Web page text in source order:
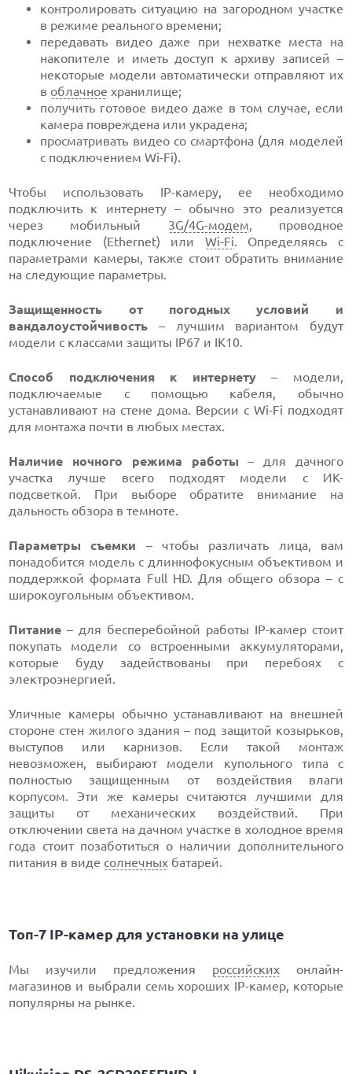
контролировать ситуацию на загородном участке
в режиме реального времени;
передавать видео даже при нехватке места на
накопителе и иметь доступ к архиву записей –
некоторые модели автоматически отправляют их
в облачное хранилище;
получить готовое видео даже в том случае, если
камера повреждена или украдена;
просматривать видео со смартфона (для моделей
с подключением Wi-Fi).
Чтобы использовать IP-камеру, ее необходимо
подключить к интернету – обычно это реализуется
через мобильный 3G/4G-модем, проводное
подключение (Ethernet) или Wi-Fi. Определяясь с
параметрами камеры, также стоит обратить внимание
на следующие параметры.
Защищенность от погодных условий и
вандалоустойчивость – лучшим вариантом будут
модели с классами защиты IP67 и IK10.
Способ подключения к интернету– модели,
подключаемые с помощью кабеля, обычно
устанавливают на стене дома. Версии с Wi-Fi подходят
для монтажа почти в любых местах.
Наличие ночного режима работы – для дачного
участка лучше всего подходят модели с ИК-
подсветкой. При выборе обратите внимание на
дальность обзора в темноте.
Параметры съемки – чтобы различать лица, вам
понадобится модель с длиннофокусным объективом и
поддержкой формата Full HD. Для общего обзора – с
широкоугольным объективом.
Питание – для бесперебойной работы IP-камер стоит
покупать модели со встроенными аккумуляторами,
которые буду задействованы при перебоях с
электроэнергией.
Уличные камеры обычно устанавливают на внешней
стороне стен жилого здания – под защитой козырьков,
выступов или карнизов. Если такой монтаж
невозможен, выбирают модели купольного типа с
полностью защищенным от воздействия влаги
корпусом. Эти же камеры считаются лучшими для
защиты от механических воздействий. При
отключении света на дачном участке в холодное время
года стоит позаботиться о наличии дополнительного
питания в виде солнечных батарей.
Топ-7 IP-камер для установки на улице
Мы изучили предложения российскихонлайн-
магазинов и выбрали семь хороших IP-камер, которые
популярны на рынке.